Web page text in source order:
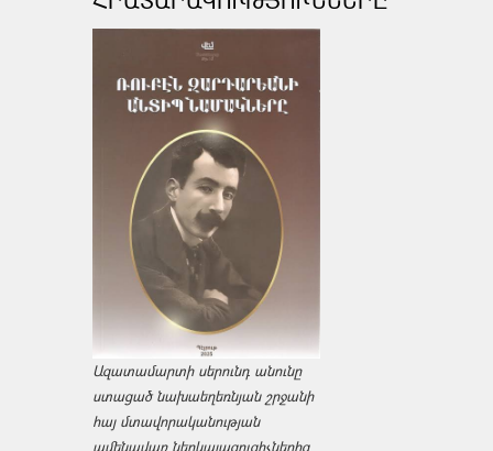
Ազատամարտի սերունդ անունը
ստացած նախաեղեռնյան շրջանի
հայ մտավորականության
ամենավառ ներկայացուցիչներից